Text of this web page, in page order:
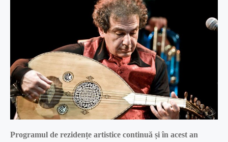
Programul de rezidențe artistice continuă și în acest an